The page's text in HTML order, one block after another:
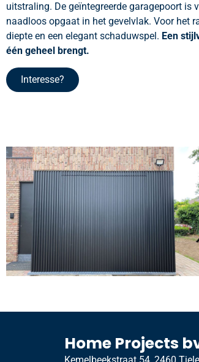
uitstraling. De geïntegreerde garagepoort is
naadloos opgaat in het gevelvlak. Voor het
diepte en een elegant schaduwspel. Een
één geheel brengt.
Interesse?
Home Projects